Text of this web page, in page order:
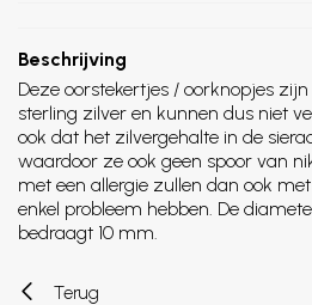
Beschrijving
Deze oorstekertjes / oorknopjes
sterling zilver en kunnen dus niet
ook dat het zilvergehalte in de
waardoor ze ook geen spoor van
met een allergie zullen dan ook
enkel probleem hebben. De
bedraagt 10 mm.
Terug